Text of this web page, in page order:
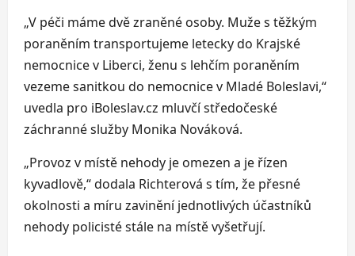
„V péči máme dvě zraněné osoby. Muže s těžkým
poraněním transportujeme letecky do Krajské
nemocnice v Liberci, ženu s lehčím poraněním
vezeme sanitkou do nemocnice v Mladé Boleslavi,“
uvedla pro iBoleslav.cz mluvčí středočeské
záchranné služby Monika Nováková.
„Provoz v místě nehody je omezen a je řízen
kyvadlově,“ dodala Richterová s tím, že přesné
okolnosti a míru zavinění jednotlivých účastníků
nehody policisté stále na místě vyšetřují.